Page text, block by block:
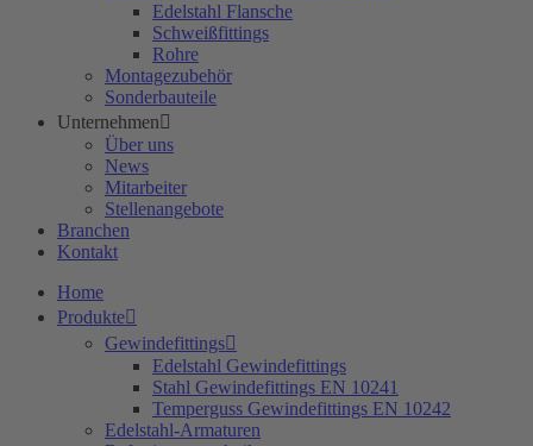
Edelstahl Flansche
Schweißfittings
Rohre
Montagezubehör
Sonderbauteile
Unternehmen
Über uns
News
Mitarbeiter
Stellenangebote
Branchen
Kontakt
Home
Produkte
Gewindefittings
Edelstahl Gewindefittings
Stahl Gewindefittings EN 10241
Temperguss Gewindefittings EN 10242
Edelstahl-Armaturen